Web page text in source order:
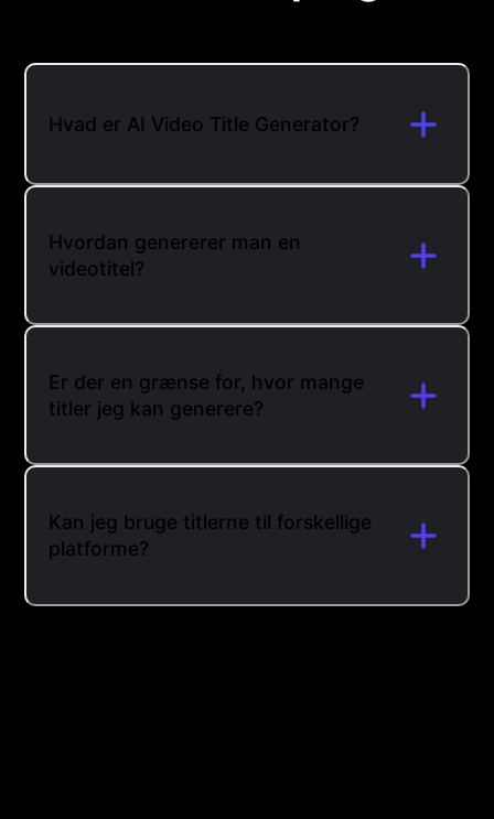
Hvad er AI Video Title Generator?
Hvordan genererer man en
videotitel?
Er der en grænse for, hvor mange
titler jeg kan generere?
Kan jeg bruge titlerne til forskellige
platforme?